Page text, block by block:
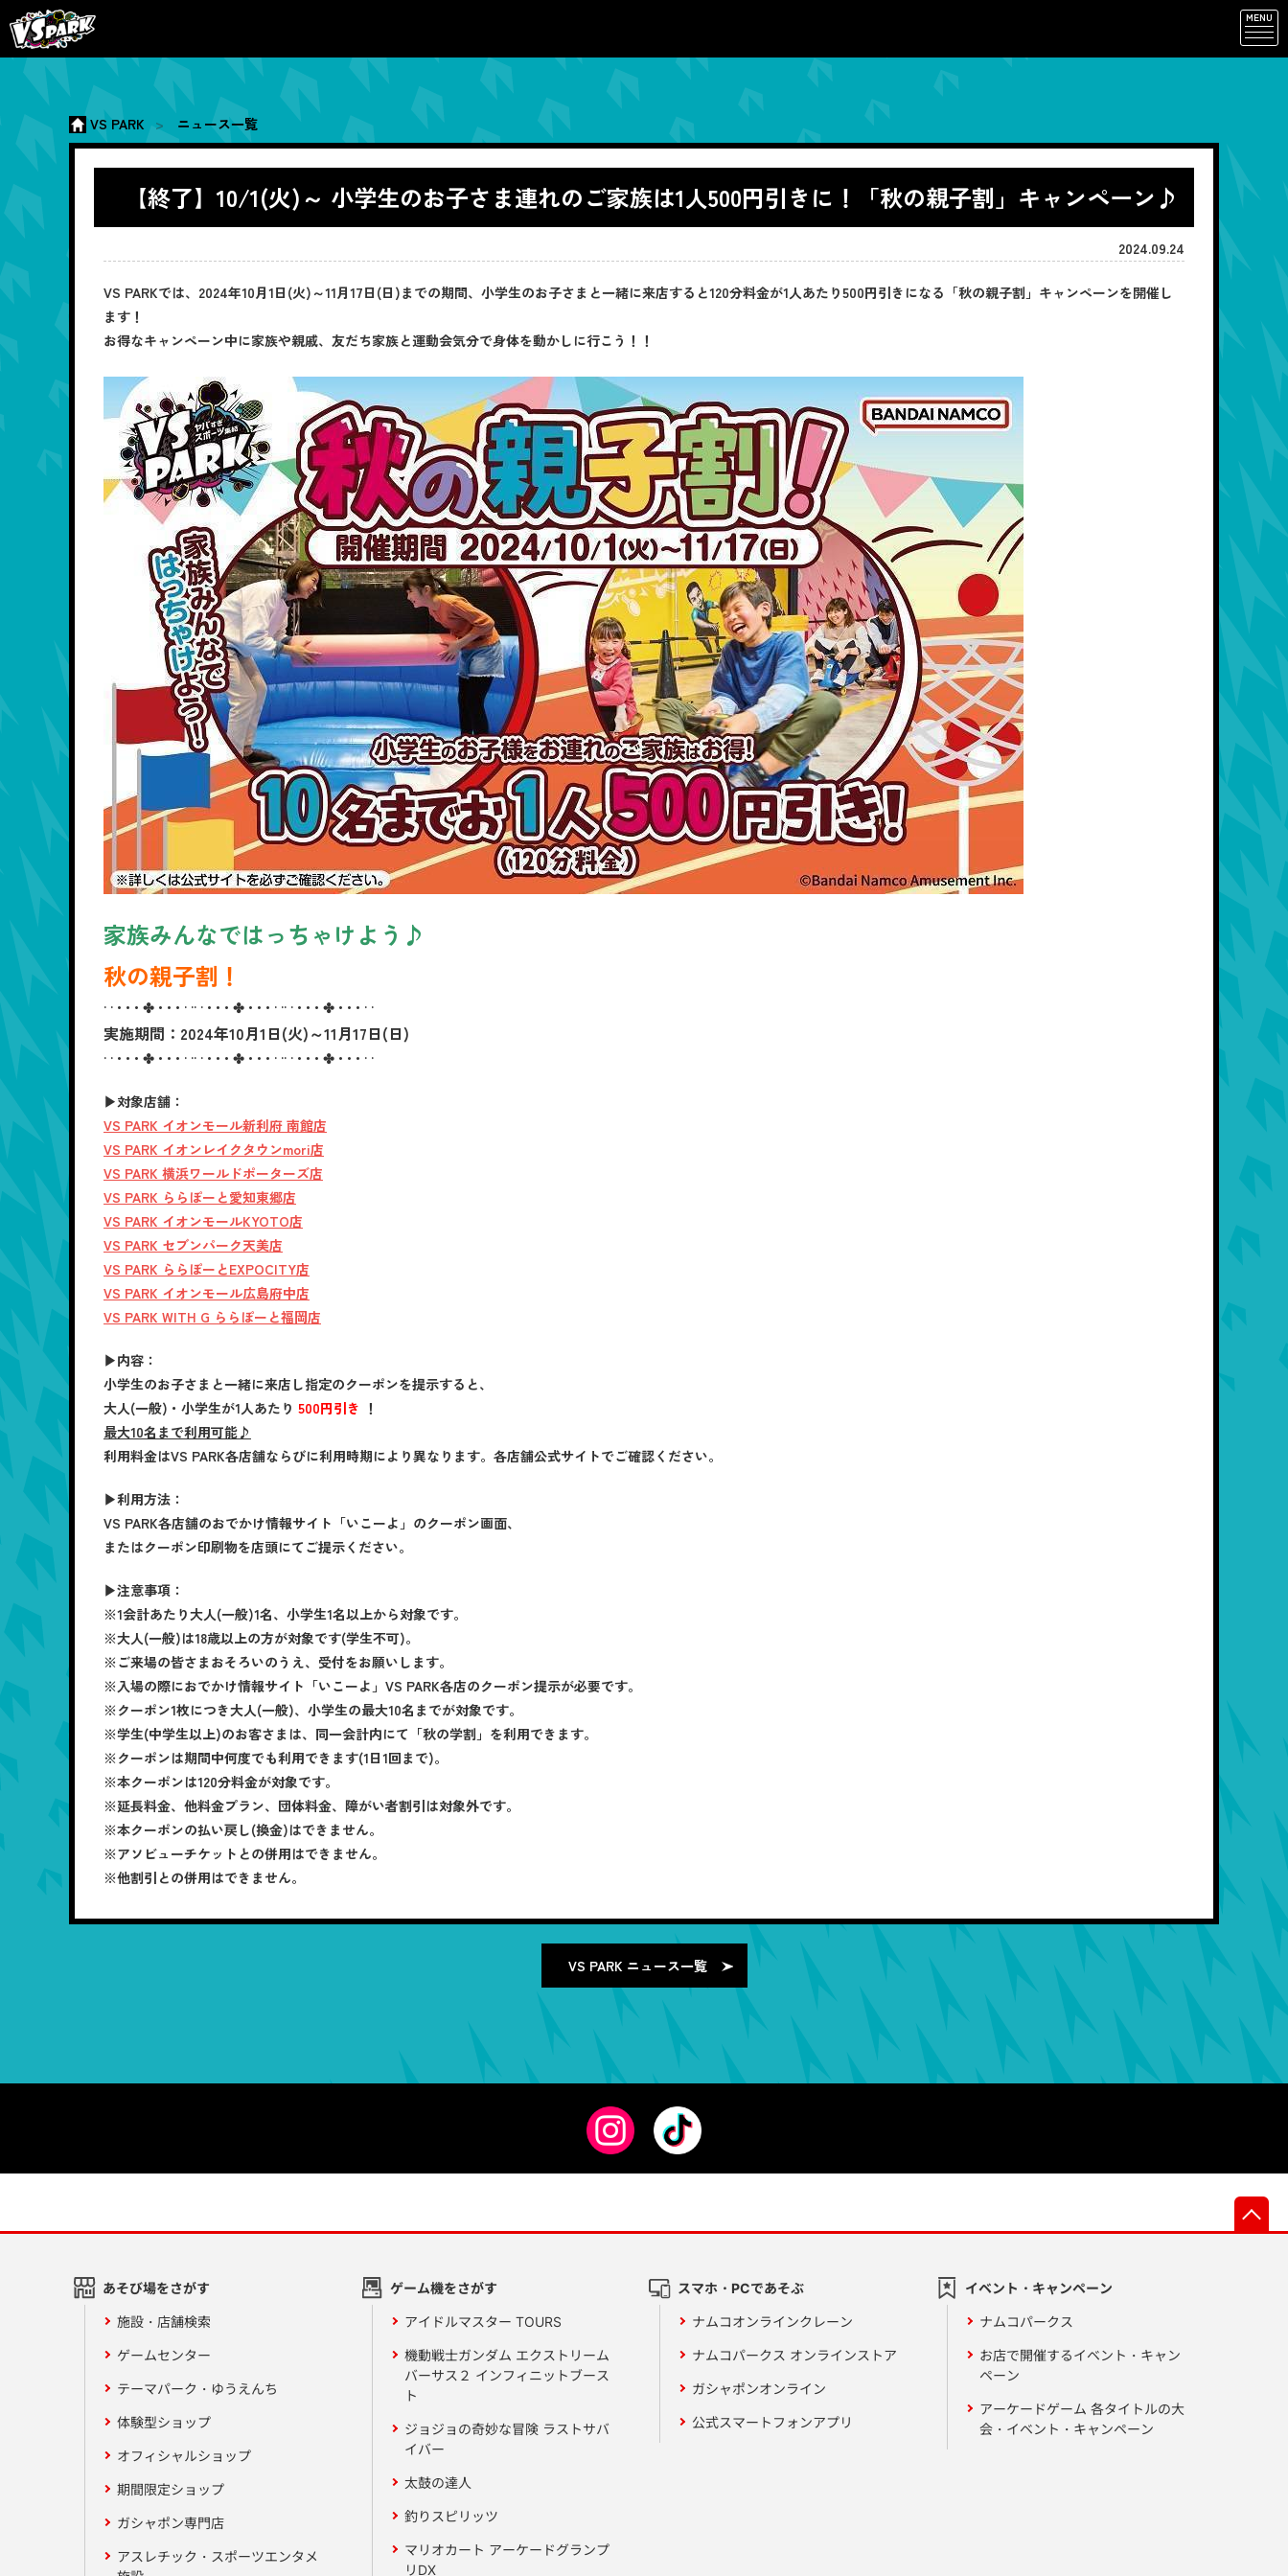
MENU
VS PARK ニュース一覧
【終了】10/1(火)～ 小学生のお子さま連れのご家族は1人500円引きに！「秋の親子割」キャンペーン♪
2024.09.24
VS PARKでは、2024年10月1日(火)～11月17日(日)までの期間、小学生のお子さまと一緒に来店すると120分料金が1人あたり500円引きになる「秋の親子割」キャンペーンを開催し
ます！
お得なキャンペーン中に家族や親戚、友だち家族と運動会気分で身体を動かしに行こう！！
家族みんなではっちゃけよう♪
秋の親子割！
· · • • • ✤ • • • · ·· · • • • ✤ • • • · ·· · • • • ✤ • • • · ·
実施期間：2024年10月1日(火)～11月17日(日)
· · • • • ✤ • • • · ·· · • • • ✤ • • • · ·· · • • • ✤ • • • · ·
▶対象店舗：
VS PARK イオンモール新利府 南館店
VS PARK イオンレイクタウンmori店
VS PARK 横浜ワールドポーターズ店
VS PARK ららぽーと愛知東郷店
VS PARK イオンモールKYOTO店
VS PARK セブンパーク天美店
VS PARK ららぽーとEXPOCITY店
VS PARK イオンモール広島府中店
VS PARK WITH G ららぽーと福岡店
▶内容：
小学生のお子さまと一緒に来店し指定のクーポンを提示すると、
大人(一般)・小学生が1人あたり 500円引き ！
最大10名まで利用可能♪
利用料金はVS PARK各店舗ならびに利用時期により異なります。各店舗公式サイトでご確認ください。
▶利用方法：
VS PARK各店舗のおでかけ情報サイト「いこーよ」のクーポン画面、
またはクーポン印刷物を店頭にてご提示ください。
▶注意事項：
※1会計あたり大人(一般)1名、小学生1名以上から対象です。
※大人(一般)は18歳以上の方が対象です(学生不可)。
※ご来場の皆さまおそろいのうえ、受付をお願いします。
※入場の際におでかけ情報サイト「いこーよ」VS PARK各店のクーポン提示が必要です。
※クーポン1枚につき大人(一般)、小学生の最大10名までが対象です。
※学生(中学生以上)のお客さまは、同一会計内にて「秋の学割」を利用できます。
※クーポンは期間中何度でも利用できます(1日1回まで)。
※本クーポンは120分料金が対象です。
※延長料金、他料金プラン、団体料金、障がい者割引は対象外です。
※本クーポンの払い戻し(換金)はできません。
※アソビューチケットとの併用はできません。
※他割引との併用はできません。
VS PARK ニュース一覧
あそび場をさがす
施設・店舗検索
ゲームセンター
テーマパーク・ゆうえんち
体験型ショップ
オフィシャルショップ
期間限定ショップ
ガシャポン専門店
アスレチック・スポーツエンタメ
ゲーム機をさがす
アイドルマスター TOURS
機動戦士ガンダム エクストリーム
バーサス２ インフィニットブース
ト
ジョジョの奇妙な冒険 ラストサバ
イバー
太鼓の達人
釣りスピリッツ
マリオカート アーケードグランプ
リDX
スマホ・PCであそぶ
ナムコオンラインクレーン
ナムコパークス オンラインストア
ガシャポンオンライン
公式スマートフォンアプリ
イベント・キャンペーン
ナムコパークス
お店で開催するイベント・キャン
ペーン
アーケードゲーム 各タイトルの大
会・イベント・キャンペーン